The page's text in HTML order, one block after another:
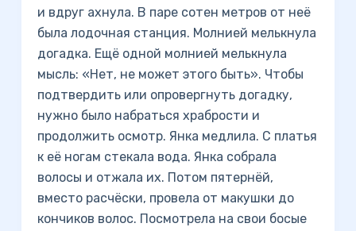
и вдруг ахнула. В паре сотен метров от неё
была лодочная станция. Молнией мелькнула
догадка. Ещё одной молнией мелькнула
мысль: «Нет, не может этого быть». Чтобы
подтвердить или опровергнуть догадку,
нужно было набраться храбрости и
продолжить осмотр. Янка медлила. С платья
к её ногам стекала вода. Янка собрала
волосы и отжала их. Потом пятернёй,
вместо расчёски, провела от макушки до
кончиков волос. Посмотрела на свои босые